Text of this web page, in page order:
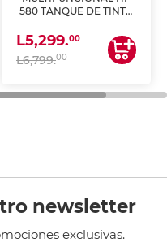
580 TANQUE DE TINTA
ESCANEA)
L5,299.00
L6,799.00
newsletter
exclusivas.